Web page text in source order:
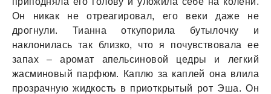
Он никак не отреагировал, его веки даже не
дрогнули. Тианна откупорила бутылочку и
наклонилась так близко, что я почувствовала ее
запах – аромат апельсиновой цедры и легкий
жасминовый парфюм. Каплю за каплей она влила
прозрачную жидкость в приоткрытый рот Эша. Он